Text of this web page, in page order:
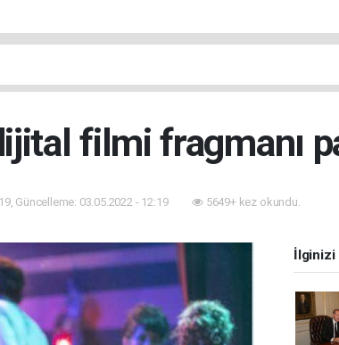
filmi fragmanı
Güncelleme: 03.05.2022 - 12:19 5649+ kez okundu.
İlginizi